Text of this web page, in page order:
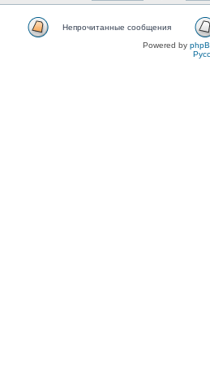
Непрочитанные сообщения
Powered by